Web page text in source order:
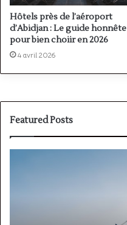
Hôtels près de l’aéroport
d’Abidjan : Le guide honnête
pour bien choiir en 2026
4 avril 2026
Featured Posts
PPL(A)